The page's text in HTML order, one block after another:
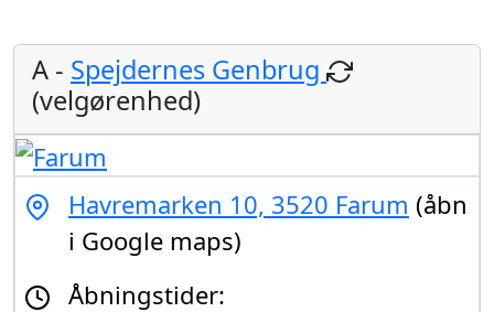
A - Spejdernes Genbrug
(velgørenhed)
Havremarken 10, 3520 Farum (åbn
i Google maps)
Åbningstider: